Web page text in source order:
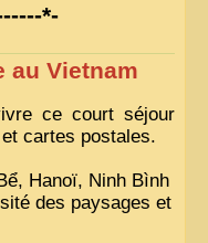
*-
au Vietnam
ce court séjour
cartes postales.
Hanoï, Ninh Bình
des paysages et